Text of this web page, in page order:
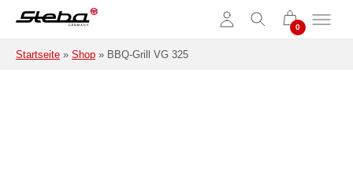
Zum Hauptinhalt springen
Startseite » Shop » BBQ-Grill VG 325